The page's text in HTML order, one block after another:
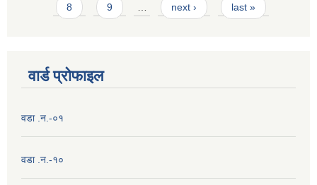
8 9 next › last »
वार्ड प्राेफाइल
वडा .न.-०१
वडा .न.-१०